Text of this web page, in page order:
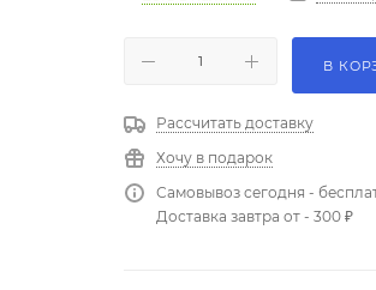
В
Рассчитать доставку
Хочу в подарок
Самовывоз сегодня -
Доставка завтра от - 300 ₽